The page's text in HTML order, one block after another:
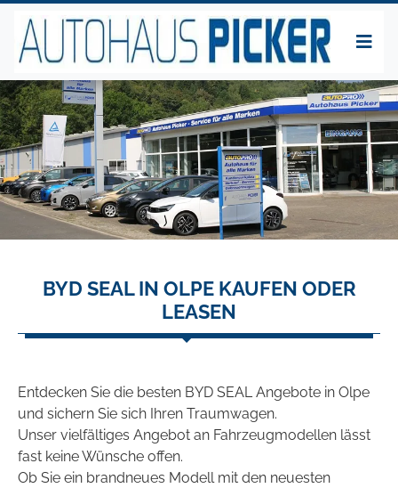
BYD SEAL IN OLPE KAUFEN ODER
LEASEN
Entdecken Sie die besten BYD SEAL Angebote in Olpe
und sichern Sie sich Ihren Traumwagen.
Unser vielfältiges Angebot an Fahrzeugmodellen lässt
fast keine Wünsche offen.
Ob Sie ein brandneues Modell mit den neuesten